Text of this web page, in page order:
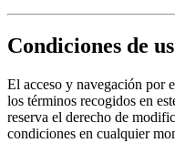
Condiciones de
El acceso y navegación por
los términos recogidos en
reserva el derecho de
condiciones en cualquier